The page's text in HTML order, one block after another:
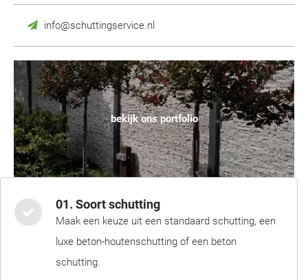
info@schuttingservice.nl
bekijk ons portfolio
01. Soort schutting
Maak een keuze uit een standaard schutting, een
luxe beton-houtenschutting of een beton
schutting.